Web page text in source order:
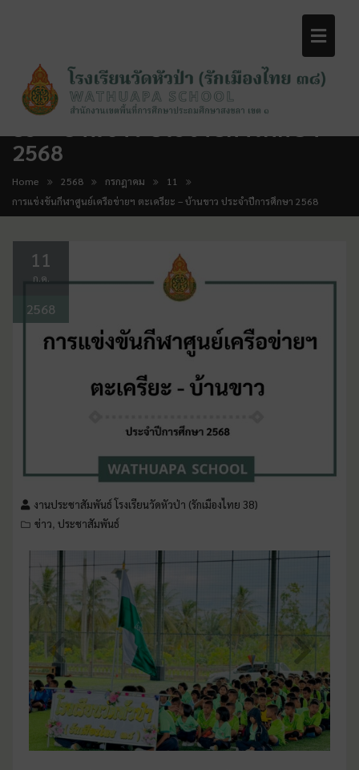
การแข่งขันกีฬาศูนย์เครือข่ายฯ ตะเ
2568
Home 2568 กรกฎาคม
11
การแข่งขันกีฬาศูนย์เครือข่ายฯ ตะเครียะ – บ้านขาว ประจำปีการศึกษา 2568
11
ก.ค.
2568
งานประชาสัมพันธ์ โรงเรียนวัดหัวป่า (รักเมืองไทย 38)
ข่าว, ประชาสัมพันธ์